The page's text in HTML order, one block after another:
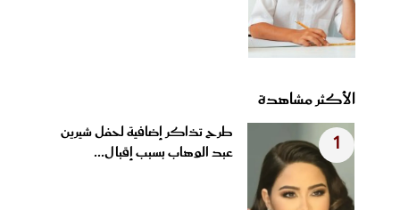
الأكثر مشاهدة
1
طرح تذاكر إضافية لحفل شيرين
عبد الوهاب بسبب إقبال...